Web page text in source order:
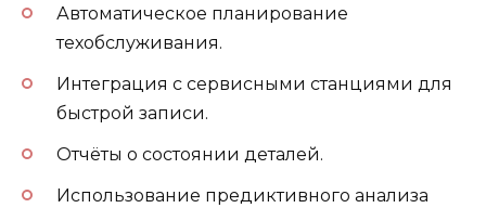
Автоматическое планирование
техобслуживания.
Интеграция с сервисными станциями для
быстрой записи.
Отчёты о состоянии деталей.
Использование предиктивного анализа